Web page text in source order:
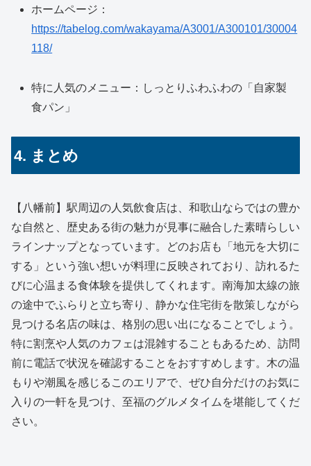
ホームページ：
https://tabelog.com/wakayama/A3001/A300101/30004
118/
特に人気のメニュー：しっとりふわふわの「自家製
食パン」
4. まとめ
【八幡前】駅周辺の人気飲食店は、和歌山ならではの豊か
な自然と、歴史ある街の魅力が見事に融合した素晴らしい
ラインナップとなっています。どのお店も「地元を大切に
する」という強い想いが料理に反映されており、訪れるた
びに心温まる食体験を提供してくれます。南海加太線の旅
の途中でふらりと立ち寄り、静かな住宅街を散策しながら
見つける名店の味は、格別の思い出になることでしょう。
特に割烹や人気のカフェは混雑することもあるため、訪問
前に電話で状況を確認することをおすすめします。木の温
もりや潮風を感じるこのエリアで、ぜひ自分だけのお気に
入りの一軒を見つけ、至福のグルメタイムを堪能してくだ
さい。